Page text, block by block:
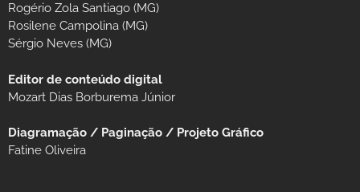
Rogério Zola Santiago (MG)
Rosilene Campolina (MG)
Sérgio Neves (MG)
Editor de conteúdo digital
Mozart Dias Borburema Júnior
Diagramação / Paginação / Projeto Gráfico
Fatine Oliveira